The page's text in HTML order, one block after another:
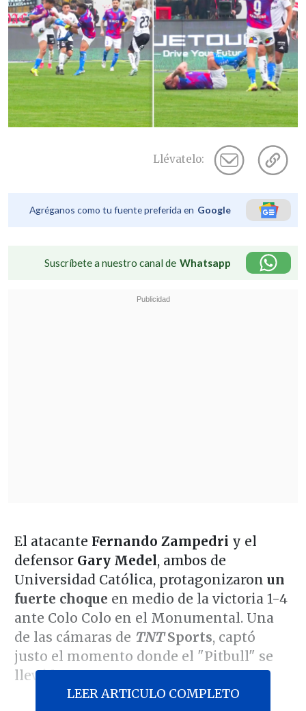
Llévatelo:
Agréganos como tu fuente preferida en Google
Suscríbete a nuestro canal de Whatsapp
El atacante Fernando Zampedri y el
defensor Gary Medel, ambos de
Universidad Católica, protagonizaron un
fuerte choque en medio de la victoria 1-4
ante Colo Colo en el Monumental. Una
de las cámaras de TNTSports, captó
justo el momento donde el "Pitbull" se
llevó la peor parte.
LEER ARTICULO COMPLETO